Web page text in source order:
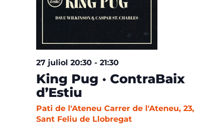
27 juliol 20:30- 21:30
King Pug · ContraBaix
d’Estiu
Pati de l'Ateneu Carrer de l'Ateneu, 23,
Sant Feliu de Llobregat